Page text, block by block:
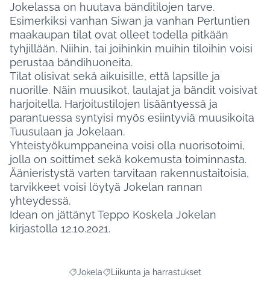
Jokelassa on huutava bänditilojen tarve.
Esimerkiksi vanhan Siwan ja vanhan Pertuntien
maakaupan tilat ovat olleet todella pitkään
tyhjillään. Niihin, tai joihinkin muihin tiloihin voisi
perustaa bändihuoneita.
Tilat olisivat sekä aikuisille, että lapsille ja
nuorille. Näin muusikot, laulajat ja bändit voisivat
harjoitella. Harjoitustilojen lisääntyessä ja
parantuessa syntyisi myös esiintyviä muusikoita
Tuusulaan ja Jokelaan.
Yhteistyökumppaneina voisi olla nuorisotoimi,
jolla on soittimet sekä kokemusta toiminnasta.
Äänieristystä varten tarvitaan rakennustaitoisia,
tarvikkeet voisi löytyä Jokelan rannan
yhteydessä.
Idean on jättänyt Teppo Koskela Jokelan
kirjastolla 12.10.2021.
Rajaa tulokset aihepiirin mukaan: Jokela
Jokela Rajaa tulokset teeman mukaan: Liikunta
Liikunta ja harrastukset